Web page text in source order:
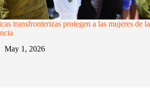
transfronterizas protegen a las mujeres de la
May 1, 2026